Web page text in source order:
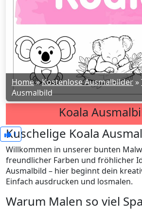
Home»Kostenlose Ausmalbilder »
Ausmalbild
Koala
1
Kuschelige Koala
Willkommen in unserer bunten
freundlicher Farben und fröhlicher
Ausmalbild – hier beginnt dein
Einfach ausdrucken und losmalen.
Warum Malen so viel